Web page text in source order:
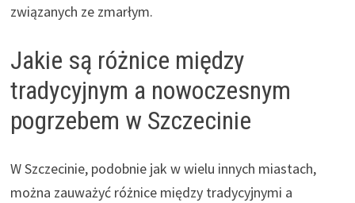
związanych ze zmarłym.
Jakie są różnice między
tradycyjnym a nowoczesnym
pogrzebem w Szczecinie
W Szczecinie, podobnie jak w wielu innych miastach,
można zauważyć różnice między tradycyjnymi a